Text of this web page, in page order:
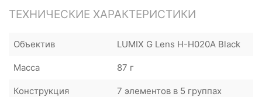
ТЕХНИЧЕСКИЕ ХАРАКТЕРИСТИКИ
Объектив LUMIX G Lens H-H020A Black
Масса 87 г
Конструкция
7 элементов в 5 группах